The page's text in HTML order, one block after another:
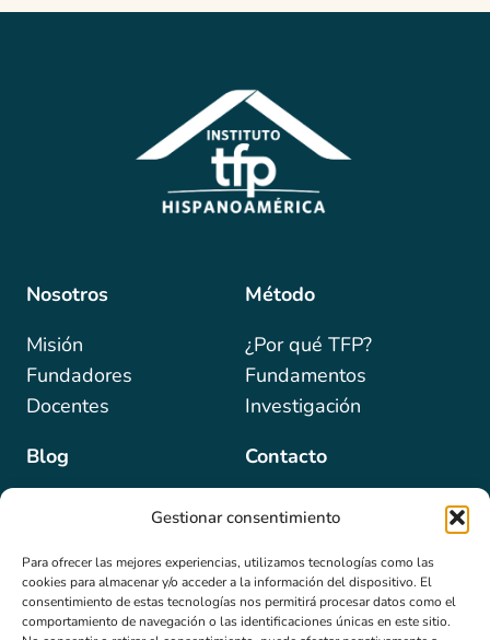
Gestionar consentimiento
Para ofrecer las mejores experiencias, utilizamos tecnologías como las
cookies para almacenar y/o acceder a la información del dispositivo. El
consentimiento de estas tecnologías nos permitirá procesar datos como el
comportamiento de navegación o las identificaciones únicas en este sitio.
Nosotros
Misión
Fundadores
Docentes
Blog
Método
¿Por qué TFP?
Fundamentos
Investigación
Contacto
Programas
Formaciones
Newsletter
Email *